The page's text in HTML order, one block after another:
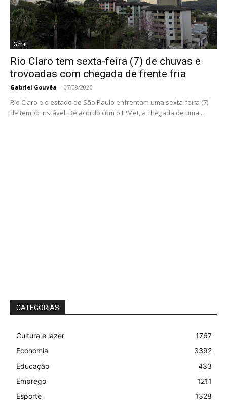
Geral
Rio Claro tem sexta-feira (7) de chuvas e
trovoadas com chegada de frente fria
Gabriel Gouvêa - 07/08/2026
Rio Claro e o estado de São Paulo enfrentam uma sexta-feira (7)
de tempo instável. De acordo com o IPMet, a chegada de uma...
CATEGORIAS
Cultura e lazer
1767
Economia
3392
Educação
433
Emprego
1211
Esporte
1328